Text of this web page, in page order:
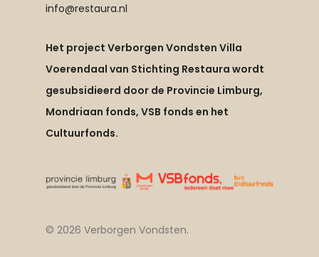
info@restaura.nl
Het project Verborgen Vondsten Villa
Voerendaal van Stichting Restaura wordt
gesubsidieerd door de Provincie Limburg,
Mondriaan fonds, VSB fonds en het
Cultuurfonds.
© 2026 Verborgen Vondsten.